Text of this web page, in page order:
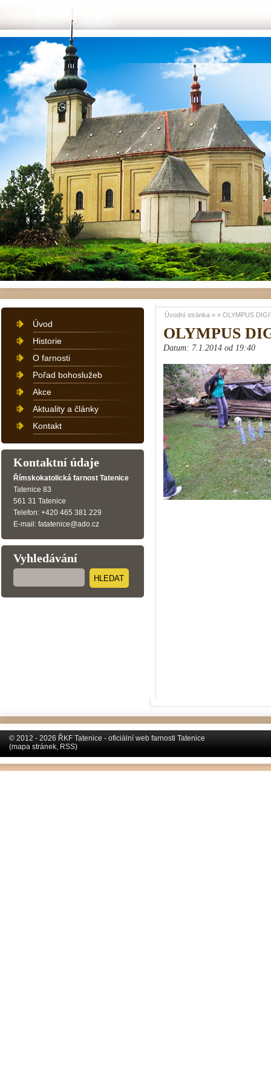
OLYMPUS
Datum: 7.1.2014 od 19:40
Úvodní stránka » » OLYMPUS
Úvod
Historie
O farnosti
Pořad bohoslužeb
Akce
Aktuality a články
Kontakt
Kontaktní údaje
Římskokatolická farnost Tatenice
Tatenice 83
561 31 Tatenice
Telefon: +420 465 381 229
E-mail: fatatenice@ado.cz
Vyhledávání
HLEDAT
© 2012 - 2026 ŘKF Tatenice - oficiální web farnosti Tatenice
(mapa stránek, RSS)